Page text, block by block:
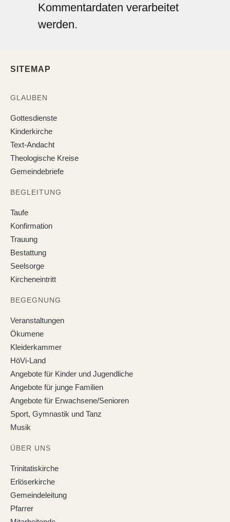
Kommentardaten verarbeitet
werden.
SITEMAP
GLAUBEN
Gottesdienste
Kinderkirche
Text-Andacht
Theologische Kreise
Gemeindebriefe
BEGLEITUNG
Taufe
Konfirmation
Trauung
Bestattung
Seelsorge
Kircheneintritt
BEGEGNUNG
Veranstaltungen
Ökumene
Kleiderkammer
HöVi-Land
Angebote für Kinder und Jugendliche
Angebote für junge Familien
Angebote für Erwachsene/Senioren
Sport, Gymnastik und Tanz
Musik
ÜBER UNS
Trinitatiskirche
Erlöserkirche
Gemeindeleitung
Pfarrer